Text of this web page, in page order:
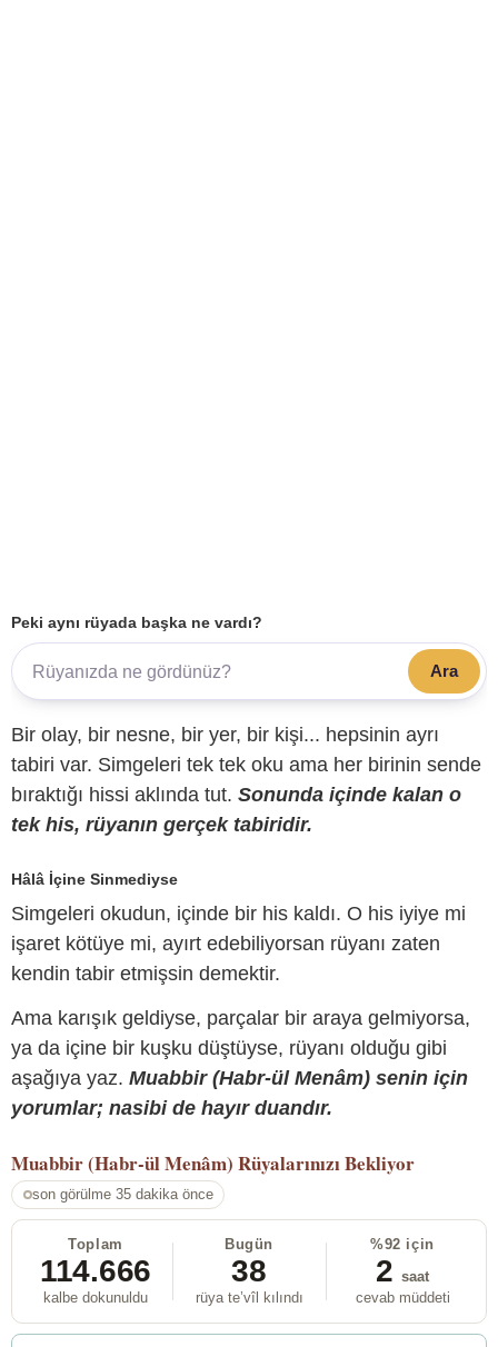
Peki aynı rüyada başka ne vardı?
Ara
Bir olay, bir nesne, bir yer, bir kişi... hepsinin ayrı
tabiri var. Simgeleri tek tek oku ama her birinin sende
bıraktığı hissi aklında tut. Sonunda içinde kalan o
tek his, rüyanın gerçek tabiridir.
Hâlâ İçine Sinmediyse
Simgeleri okudun, içinde bir his kaldı. O his iyiye mi
işaret kötüye mi, ayırt edebiliyorsan rüyanı zaten
kendin tabir etmişsin demektir.
Ama karışık geldiyse, parçalar bir araya gelmiyorsa,
ya da içine bir kuşku düştüyse, rüyanı olduğu gibi
aşağıya yaz. Muabbir (Habr-ül Menâm) senin için
yorumlar; nasibi de hayır duandır.
Muabbir (Habr-ül Menâm) Rüyalarınızı Bekliyor
son görülme 35 dakika önce
Toplam
114.666
kalbe dokunuldu
Bugün
38
rüya te’vîl kılındı
%92 için
2 saat
cevab müddeti